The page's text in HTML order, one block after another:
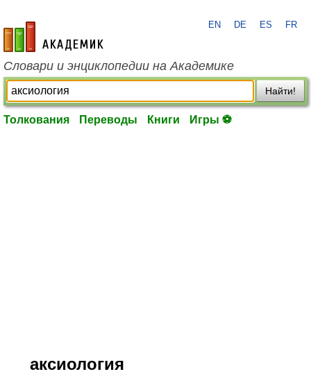
academic.ru
EN DE ES FR
Словари и энциклопедии на Академике
Найти!
Толкования Переводы Книги Игры ⚽
аксиология